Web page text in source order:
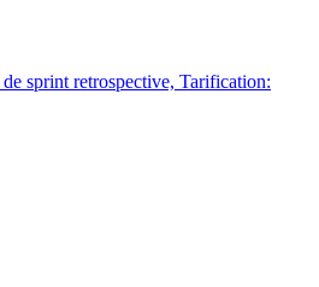
sprint retrospective, Tarification: